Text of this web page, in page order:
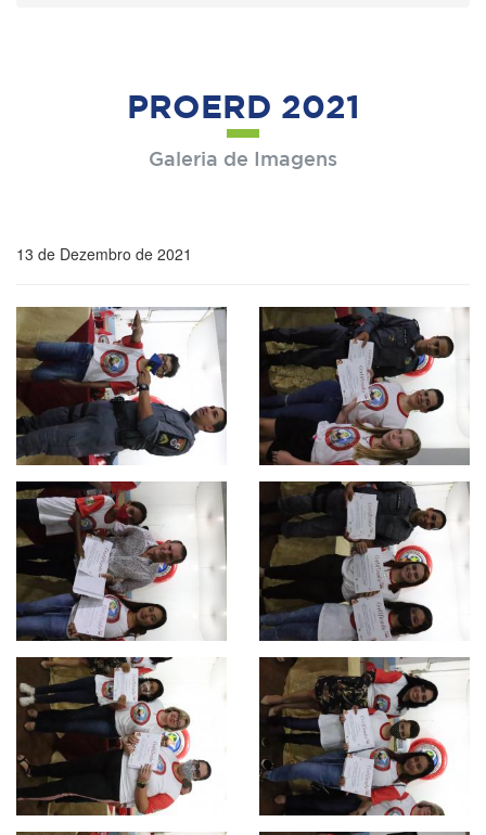
PROERD 2021
Galeria de Imagens
13 de Dezembro de 2021